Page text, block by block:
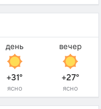
день
+31°
ясно
вечер
+27°
ясно